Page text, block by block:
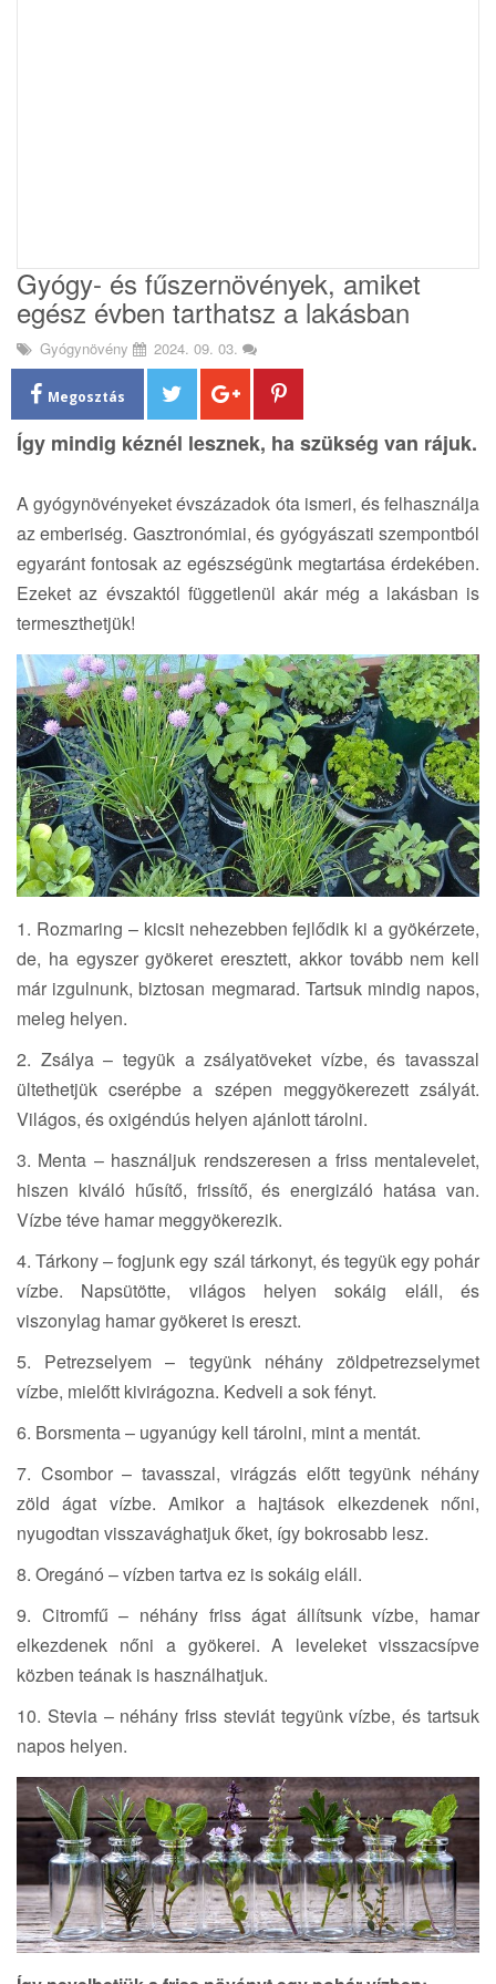
Gyógy- és fűszernövények, amiket
egész évben tarthatsz a lakásban
Gyógynövény 2024. 09. 03.
Megosztás
Így mindig kéznél lesznek, ha szükség van rájuk.
A gyógynövényeket évszázadok óta ismeri, és felhasználja
az emberiség. Gasztronómiai, és gyógyászati szempontból
egyaránt fontosak az egészségünk megtartása érdekében.
Ezeket az évszaktól függetlenül akár még a lakásban is
termeszthetjük!
1. Rozmaring – kicsit nehezebben fejlődik ki a gyökérzete,
de, ha egyszer gyökeret eresztett, akkor tovább nem kell
már izgulnunk, biztosan megmarad. Tartsuk mindig napos,
meleg helyen.
2. Zsálya – tegyük a zsályatöveket vízbe, és tavasszal
ültethetjük cserépbe a szépen meggyökerezett zsályát.
Világos, és oxigéndús helyen ajánlott tárolni.
3. Menta – használjuk rendszeresen a friss mentalevelet,
hiszen kiváló hűsítő, frissítő, és energizáló hatása van.
Vízbe téve hamar meggyökerezik.
4. Tárkony – fogjunk egy szál tárkonyt, és tegyük egy pohár
vízbe. Napsütötte, világos helyen sokáig eláll, és
viszonylag hamar gyökeret is ereszt.
5. Petrezselyem – tegyünk néhány zöldpetrezselymet
vízbe, mielőtt kivirágozna. Kedveli a sok fényt.
6. Borsmenta – ugyanúgy kell tárolni, mint a mentát.
7. Csombor – tavasszal, virágzás előtt tegyünk néhány
zöld ágat vízbe. Amikor a hajtások elkezdenek nőni,
nyugodtan visszavághatjuk őket, így bokrosabb lesz.
8. Oregánó – vízben tartva ez is sokáig eláll.
9. Citromfű – néhány friss ágat állítsunk vízbe, hamar
elkezdenek nőni a gyökerei. A leveleket visszacsípve
közben teának is használhatjuk.
10. Stevia – néhány friss steviát tegyünk vízbe, és tartsuk
napos helyen.